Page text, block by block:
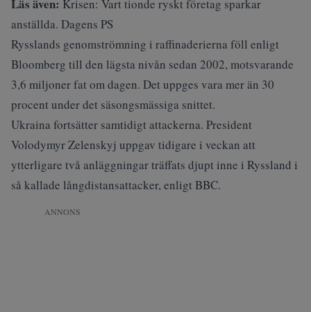
Läs även: Krisen: Vart tionde ryskt företag sparkar
anställda. Dagens PS
Rysslands genomströmning i raffinaderierna föll enligt
Bloomberg till den lägsta nivån sedan 2002, motsvarande
3,6 miljoner fat om dagen. Det uppges vara mer än 30
procent under det säsongsmässiga snittet.
Ukraina fortsätter samtidigt attackerna. President
Volodymyr Zelenskyj uppgav tidigare i veckan att
ytterligare två anläggningar träffats djupt inne i Ryssland i
så kallade långdistansattacker, enligt BBC.
ANNONS